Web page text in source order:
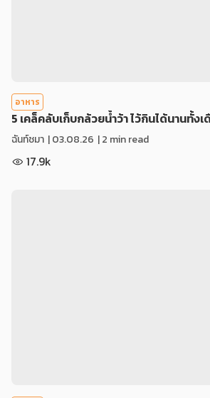
อาหาร
5 เคล็คลับเก็บกล้วยน้ำว้า ไว้กินได้นานทั้งเ
ฉันท์ชมา |03.08.26 | 2 min read
17.9k